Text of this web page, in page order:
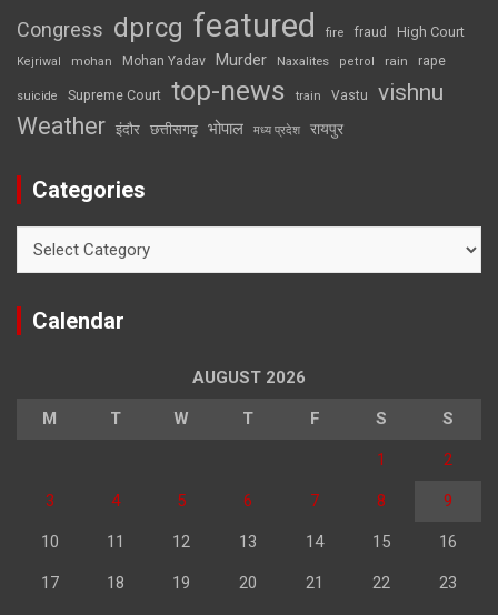
Congress dprcg featured fire fraud High Court
Kejriwal mohan Mohan Yadav Murder Naxalites petrol rain rape
suicide Supreme Court top-news train Vastu vishnu
Weather इंदौर छत्तीसगढ़ भोपाल मध्य प्रदेश रायपुर
Categories
Calendar
AUGUST 2026
M T W T F S S
1 2
3 4 5 6 7 8 9
10 11 12 13 14 15 16
17 18 19 20 21 22 23